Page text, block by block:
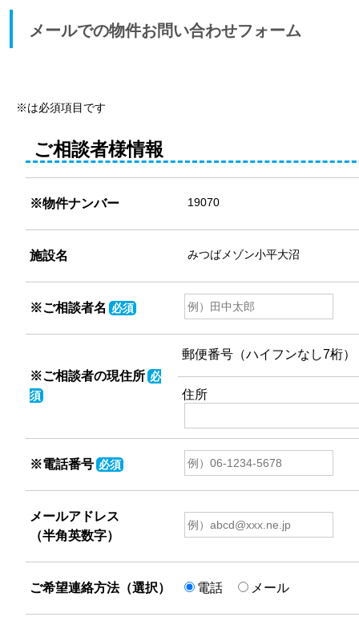
メールでの物件お問い合わせフォーム
※は必須項目です
ご相談者様情報
※物件ナンバー
施設名
※ご相談者名 必須
※ご相談者の現住所 必
須
郵便番号（ハイフンなし7桁）
住所
※電話番号 必須
メールアドレス
（半角英数字）
ご希望連絡方法（選択） 電話 メール